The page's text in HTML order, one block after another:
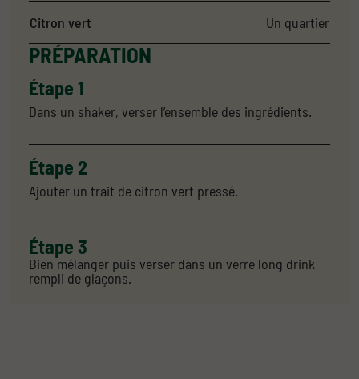
Citron vert Un quartier
PRÉPARATION
Étape 1
Dans un shaker, verser l’ensemble des ingrédients.
Étape 2
Ajouter un trait de citron vert pressé.
Étape 3
Bien mélanger puis verser dans un verre long drink
rempli de glaçons.